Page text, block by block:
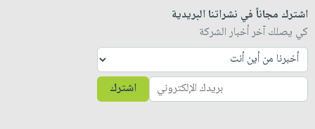
اشترك مجاناً في نشراتنا البريدية
كي يصلك آخر أخبار الشركة
اشترك